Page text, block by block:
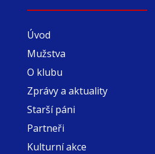
Úvod
Mužstva
O klubu
Zprávy a aktuality
Starší páni
Partneři
Kulturní akce